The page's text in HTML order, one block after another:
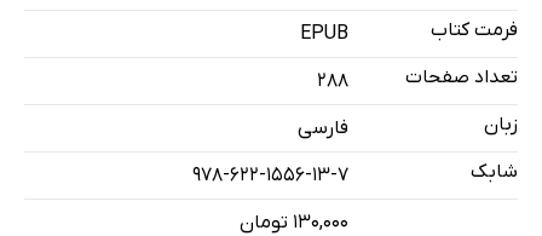
فرمت کتاب
EPUB
تعداد صفحات
288
زبان
فارسی
شابک
978-622-1556-13-7
۱۳۰,۰۰۰ تومان